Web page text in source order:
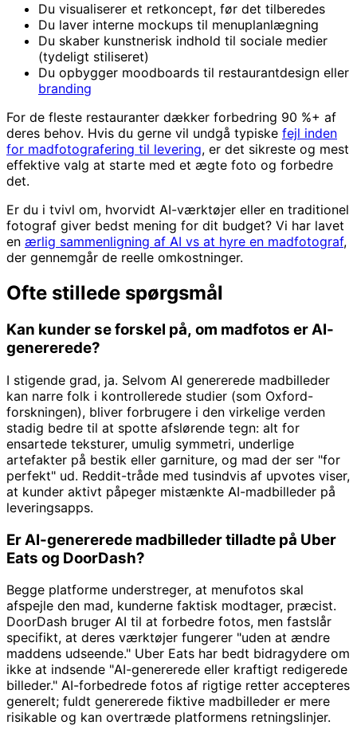
Du visualiserer et retkoncept, før det tilberedes
Du laver interne mockups til menuplanlægning
Du skaber kunstnerisk indhold til sociale medier
(tydeligt stiliseret)
Du opbygger moodboards til restaurantdesign eller
branding
For de fleste restauranter dækker forbedring 90 %+ af
deres behov. Hvis du gerne vil undgå typiske fejl inden
for madfotografering til levering, er det sikreste og mest
effektive valg at starte med et ægte foto og forbedre
det.
Er du i tvivl om, hvorvidt AI-værktøjer eller en traditionel
fotograf giver bedst mening for dit budget? Vi har lavet
en ærlig sammenligning af AI vs at hyre en madfotograf,
der gennemgår de reelle omkostninger.
Ofte stillede spørgsmål
Kan kunder se forskel på, om madfotos er AI-
genererede?
I stigende grad, ja. Selvom AI genererede madbilleder
kan narre folk i kontrollerede studier (som Oxford-
forskningen), bliver forbrugere i den virkelige verden
stadig bedre til at spotte afslørende tegn: alt for
ensartede teksturer, umulig symmetri, underlige
artefakter på bestik eller garniture, og mad der ser "for
perfekt" ud. Reddit-tråde med tusindvis af upvotes viser,
at kunder aktivt påpeger mistænkte AI-madbilleder på
leveringsapps.
Er AI-genererede madbilleder tilladte på Uber
Eats og DoorDash?
Begge platforme understreger, at menufotos skal
afspejle den mad, kunderne faktisk modtager, præcist.
DoorDash bruger AI til at forbedre fotos, men fastslår
specifikt, at deres værktøjer fungerer "uden at ændre
maddens udseende." Uber Eats har bedt bidragydere om
ikke at indsende "AI-genererede eller kraftigt redigerede
billeder." AI-forbedrede fotos af rigtige retter accepteres
generelt; fuldt genererede fiktive madbilleder er mere
risikable og kan overtræde platformens retningslinjer.